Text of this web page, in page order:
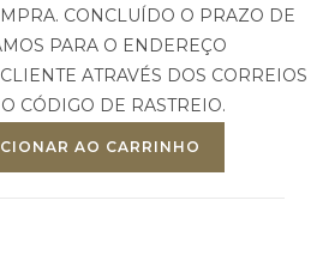
CONCLUÍDO O PRAZO DE
PARA O ENDEREÇO
ATRAVÉS DOS CORREIOS
CÓDIGO DE RASTREIO.
AO CARRINHO